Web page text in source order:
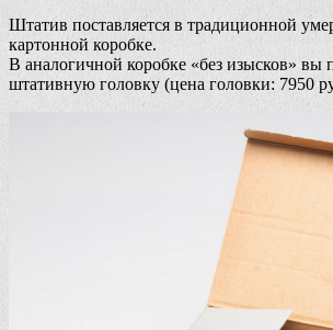
Штатив поставляется в традиционной
картонной коробке.
В аналогичной коробке «без изысков» вы
штативную головку (цена головки: 7950